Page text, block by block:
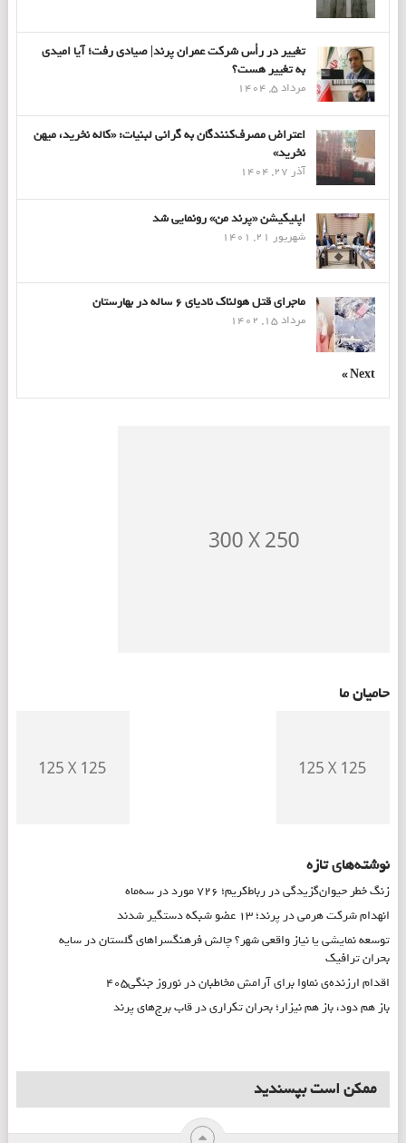
تغییر در رأس شرکت عمران پرند| صیادی رفت؛ آیا امیدی
به تغییر هست؟
مرداد 5, 1404
اعتراض مصرف‌کنندگان به گرانی لبنیات: «کاله نخرید، میهن
نخرید»
آذر 27, 1404
اپلیکیشن «پرند من» رونمایی شد
شهریور 21, 1401
ماجرای قتل هولناک نادیای ۶ ساله در بهارستان
مرداد 15, 1402
Next »
حامیان ما
نوشته‌های تازه
زنگ خطر حیوان‌گزیدگی در رباط‌کریم؛ ۷۲۶ مورد در سه‌ماه
انهدام شرکت هرمی در پرند؛ ۱۳ عضو شبکه دستگیر شدند
توسعه نمایشی یا نیاز واقعی شهر؟ چالش فرهنگسراهای گلستان در سایه
بحران ترافیک
اقدام ارزنده‌ی نماوا برای آرامش مخاطبان در نوروز جنگی۴۰۵
باز هم دود، باز هم نیزار؛ بحران تکراری در قاب برج‌های پرند
ممکن است بپسندید